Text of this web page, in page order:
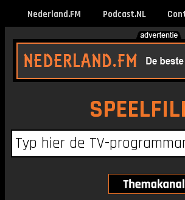
Nederland.FM Podcast.NL